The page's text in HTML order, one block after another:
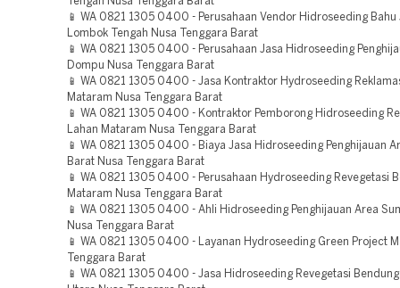
📱 WA 0821 1305 0400 - Perusahaan Vendor Hidroseeding Bahu
Lombok Tengah Nusa Tenggara Barat
📱 WA 0821 1305 0400 - Perusahaan Jasa Hidroseeding
Dompu Nusa Tenggara Barat
📱 WA 0821 1305 0400 - Jasa Kontraktor Hydroseeding
Mataram Nusa Tenggara Barat
📱 WA 0821 1305 0400 - Kontraktor Pemborong Hidroseeding
Lahan Mataram Nusa Tenggara Barat
📱 WA 0821 1305 0400 - Biaya Jasa Hidroseeding Penghijauan
Barat Nusa Tenggara Barat
📱 WA 0821 1305 0400 - Perusahaan Hydroseeding Revegetasi
Mataram Nusa Tenggara Barat
📱 WA 0821 1305 0400 - Ahli Hidroseeding Penghijauan Area
Nusa Tenggara Barat
📱 WA 0821 1305 0400 - Layanan Hydroseeding Green Project
Tenggara Barat
📱 WA 0821 1305 0400 - Jasa Hidroseeding Revegetasi